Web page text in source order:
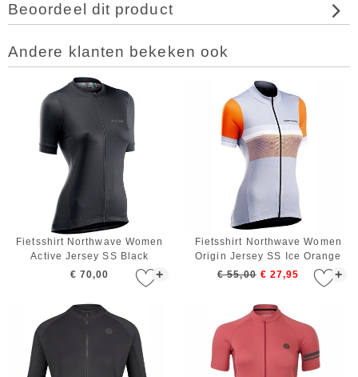
Beoordeel dit product
Andere klanten bekeken ook
+
Fietsshirt Northwave Women
Active Jersey SS Black
€ 70,00
+
Fietsshirt Northwave Women
Origin Jersey SS Ice Orange
€ 55,00 € 27,95